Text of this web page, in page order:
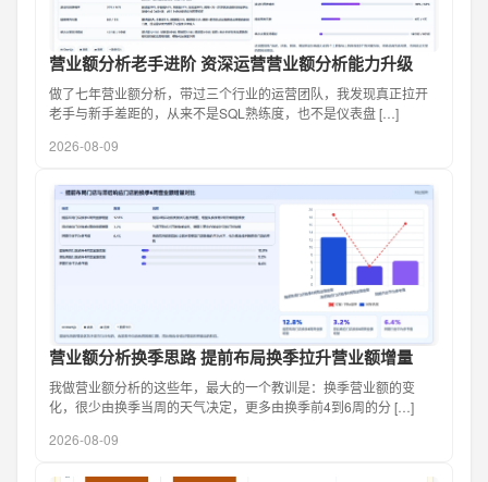
营业额分析老手进阶 资深运营营业额分析能力升级
做了七年营业额分析，带过三个行业的运营团队，我发现真正拉开
老手与新手差距的，从来不是SQL熟练度，也不是仪表盘 […]
2026-08-09
营业额分析换季思路 提前布局换季拉升营业额增量
我做营业额分析的这些年，最大的一个教训是：换季营业额的变
化，很少由换季当周的天气决定，更多由换季前4到6周的分 […]
2026-08-09